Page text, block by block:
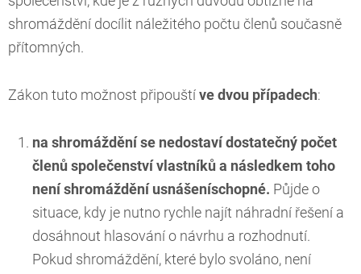
shromáždění docílit náležitého počtu členů současně
přítomných.
Zákon tuto možnost připouští ve dvou případech:
na shromáždění se nedostaví dostatečný počet
členů společenství vlastníků a následkem toho
není shromáždění usnášeníschopné. Půjde o
situace, kdy je nutno rychle najít náhradní řešení a
dosáhnout hlasování o návrhu a rozhodnutí.
Pokud shromáždění, které bylo svoláno, není